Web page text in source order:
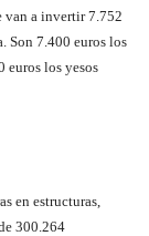
van a invertir 7.752
Son 7.400 euros los
euros los yesos
en estructuras,
300.264